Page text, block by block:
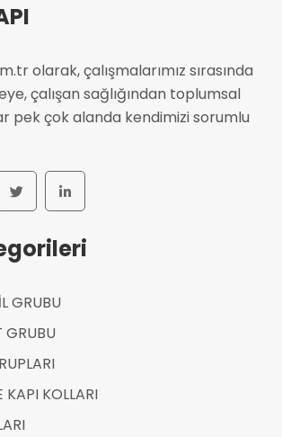
olarak, çalışmalarımız sırasında
çalışan sağlığından toplumsal
pek çok alanda kendimizi sorumlu
GRUBU
GRUBU
KAPI KOLLARI